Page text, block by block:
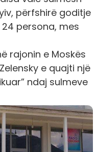
përfshirë goditje
persona, mes
rajonin e Moskës
e quajti një
ndaj sulmeve